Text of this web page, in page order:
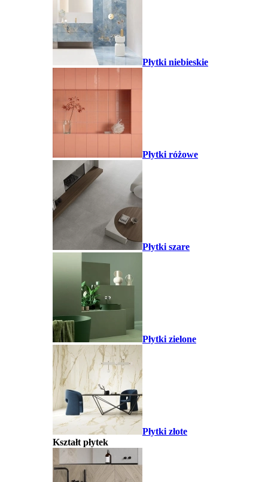
Płytki niebieskie
Płytki różowe
Płytki szare
Płytki zielone
Płytki złote
Kształt płytek